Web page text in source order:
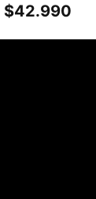
El
precio
$42.990El